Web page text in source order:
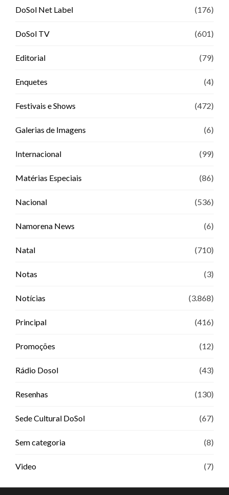
DoSol Net Label (176)
DoSol TV (601)
Editorial (79)
Enquetes (4)
Festivais e Shows (472)
Galerias de Imagens (6)
Internacional (99)
Matérias Especiais (86)
Nacional (536)
Namorena News (6)
Natal (710)
Notas (3)
Notícias (3.868)
Principal (416)
Promoções (12)
Rádio Dosol (43)
Resenhas (130)
Sede Cultural DoSol (67)
Sem categoria (8)
Video (7)